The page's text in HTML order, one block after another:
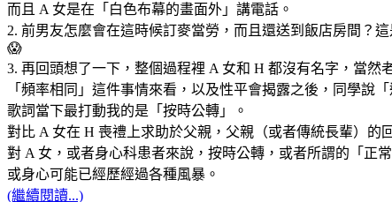
而且 A 女是在「白色布幕的畫面外」講電話。
2. 前男友怎麼會在這時候訂麥當勞，而且還送到飯店房間？
😱
3. 再回頭想了一下，整個過程裡 A 女和 H 都沒有名字，當
「頻率相同」這件事情來看，以及性平會揭露之後，同學說
歌詞當下最打動我的是「按時公轉」。
對比 A 女在 H 喪禮上求助於父親，父親（或者傳統長輩）的
對 A 女，或者身心科患者來說，按時公轉，或者所謂的「正
或身心可能已經歷經過各種風暴。
(繼續閱讀...)